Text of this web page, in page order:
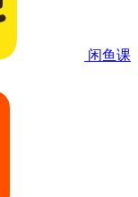
闲鱼课